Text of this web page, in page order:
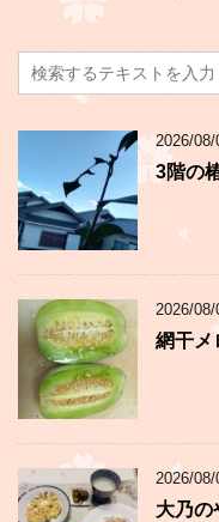
2026/08/
3階の
2026/08/
網干メ
2026/08/
大乃